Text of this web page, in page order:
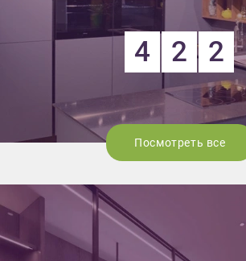
4 2 2
Посмотреть все